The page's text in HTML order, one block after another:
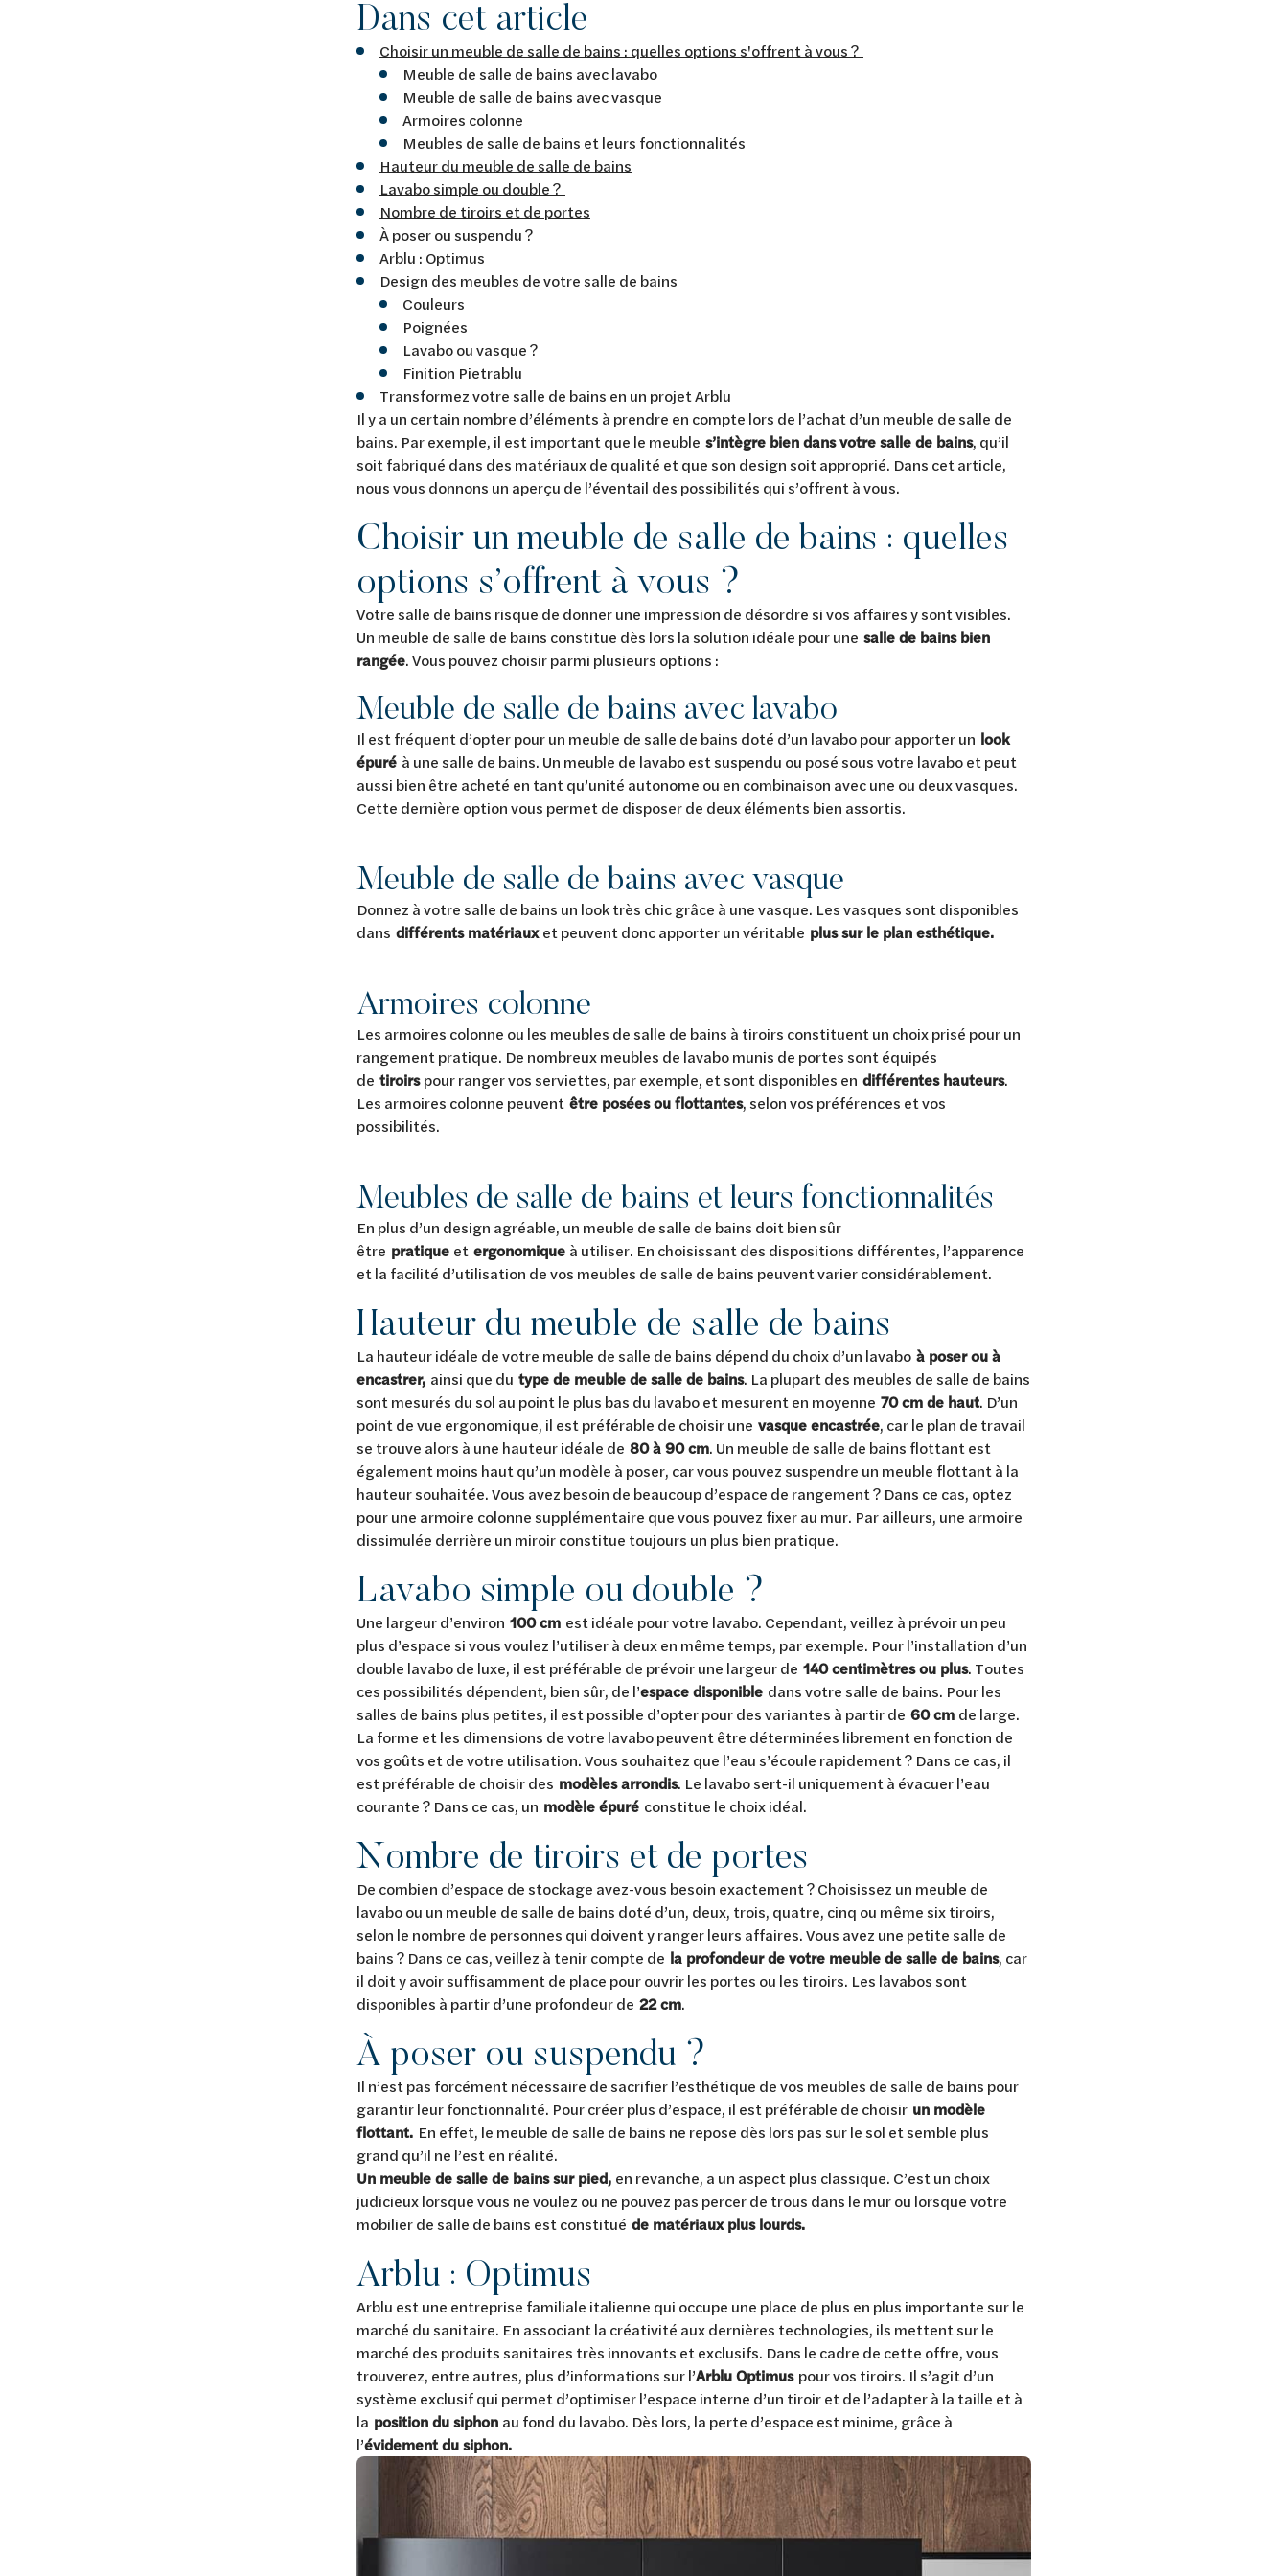
Dans cet article
Choisir un meuble de salle de bains : quelles options s'offrent à vous ?
Meuble de salle de bains avec lavabo
Meuble de salle de bains avec vasque
Armoires colonne
Meubles de salle de bains et leurs fonctionnalités
Hauteur du meuble de salle de bains
Lavabo simple ou double ?
Nombre de tiroirs et de portes
À poser ou suspendu ?
Arblu : Optimus
Design des meubles de votre salle de bains
Couleurs
Poignées
Lavabo ou vasque ?
Finition Pietrablu
Transformez votre salle de bains en un projet Arblu
Il y a un certain nombre d’éléments à prendre en compte lors de l’achat d’un meuble de salle de
bains. Par exemple, il est important que le meuble s’intègre bien dans votre salle de bains, qu’il
soit fabriqué dans des matériaux de qualité et que son design soit approprié. Dans cet article,
nous vous donnons un aperçu de l’éventail des possibilités qui s’offrent à vous.
Choisir un meuble de salle de bains : quelles
options s’offrent à vous ?
Votre salle de bains risque de donner une impression de désordre si vos affaires y sont visibles.
Un meuble de salle de bains constitue dès lors la solution idéale pour une salle de bains bien
rangée. Vous pouvez choisir parmi plusieurs options :
Meuble de salle de bains avec lavabo
Il est fréquent d’opter pour un meuble de salle de bains doté d’un lavabo pour apporter un look
épuré à une salle de bains. Un meuble de lavabo est suspendu ou posé sous votre lavabo et peut
aussi bien être acheté en tant qu’unité autonome ou en combinaison avec une ou deux vasques.
Cette dernière option vous permet de disposer de deux éléments bien assortis.
Meuble de salle de bains avec vasque
Donnez à votre salle de bains un look très chic grâce à une vasque. Les vasques sont disponibles
dans différents matériauxet peuvent donc apporter un véritable plus sur le plan esthétique.
Armoires colonne
Les armoires colonne ou les meubles de salle de bains à tiroirs constituent un choix prisé pour un
rangement pratique. De nombreux meubles de lavabo munis de portes sont équipés
de tiroirspour ranger vos serviettes, par exemple, et sont disponibles en différentes hauteurs.
Les armoires colonne peuvent être posées ou flottantes, selon vos préférences et vos
possibilités.
Meubles de salle de bains et leurs fonctionnalités
En plus d’un design agréable, un meuble de salle de bains doit bien sûr
être pratique et ergonomique à utiliser. En choisissant des dispositions différentes, l’apparence
et la facilité d’utilisation de vos meubles de salle de bains peuvent varier considérablement.
Hauteur du meuble de salle de bains
La hauteur idéale de votre meuble de salle de bains dépend du choix d’un lavabo à poser ou à
encastrer, ainsi que du type de meuble de salle de bains. La plupart des meubles de salle de bains
sont mesurés du sol au point le plus bas du lavabo et mesurent en moyenne 70 cm de haut. D’un
point de vue ergonomique, il est préférable de choisir une vasque encastrée, car le plan de travail
se trouve alors à une hauteur idéale de 80 à 90 cm. Un meuble de salle de bains flottant est
également moins haut qu’un modèle à poser, car vous pouvez suspendre un meuble flottant à la
hauteur souhaitée. Vous avez besoin de beaucoup d’espace de rangement ? Dans ce cas, optez
pour une armoire colonne supplémentaire que vous pouvez fixer au mur. Par ailleurs, une armoire
dissimulée derrière un miroir constitue toujours un plus bien pratique.
Lavabo simple ou double ?
Une largeur d’environ 100 cm est idéale pour votre lavabo. Cependant, veillez à prévoir un peu
plus d’espace si vous voulez l’utiliser à deux en même temps, par exemple. Pour l’installation d’un
double lavabo de luxe, il est préférable de prévoir une largeur de 140 centimètres ou plus. Toutes
ces possibilités dépendent, bien sûr, de l’espace disponible dans votre salle de bains. Pour les
salles de bains plus petites, il est possible d’opter pour des variantes à partir de 60 cm de large.
La forme et les dimensions de votre lavabo peuvent être déterminées librement en fonction de
vos goûts et de votre utilisation. Vous souhaitez que l’eau s’écoule rapidement ? Dans ce cas, il
est préférable de choisir des modèles arrondis. Le lavabo sert-il uniquement à évacuer l’eau
courante ? Dans ce cas, un modèle épuré constitue le choix idéal.
Nombre de tiroirs et de portes
De combien d’espace de stockage avez-vous besoin exactement ? Choisissez un meuble de
lavabo ou un meuble de salle de bains doté d’un, deux, trois, quatre, cinq ou même six tiroirs,
selon le nombre de personnes qui doivent y ranger leurs affaires. Vous avez une petite salle de
bains ? Dans ce cas, veillez à tenir compte de la profondeur de votre meuble de salle de bains, car
il doit y avoir suffisamment de place pour ouvrir les portes ou les tiroirs. Les lavabos sont
disponibles à partir d’une profondeur de 22 cm.
À poser ou suspendu ?
Il n’est pas forcément nécessaire de sacrifier l’esthétique de vos meubles de salle de bains pour
garantir leur fonctionnalité. Pour créer plus d’espace, il est préférable de choisir un modèle
flottant. En effet, le meuble de salle de bains ne repose dès lors pas sur le sol et semble plus
grand qu’il ne l’est en réalité.
Un meuble de salle de bains sur pied, en revanche, a un aspect plus classique. C’est un choix
judicieux lorsque vous ne voulez ou ne pouvez pas percer de trous dans le mur ou lorsque votre
mobilier de salle de bains est constitué de matériaux plus lourds.
Arblu : Optimus
Arblu est une entreprise familiale italienne qui occupe une place de plus en plus importante sur le
marché du sanitaire. En associant la créativité aux dernières technologies, ils mettent sur le
marché des produits sanitaires très innovants et exclusifs. Dans le cadre de cette offre, vous
trouverez, entre autres, plus d’informations sur l’Arblu Optimuspour vos tiroirs. Il s’agit d’un
système exclusif qui permet d’optimiser l’espace interne d’un tiroir et de l’adapter à la taille et à
la position du siphon au fond du lavabo. Dès lors, la perte d’espace est minime, grâce à
l’évidement du siphon.